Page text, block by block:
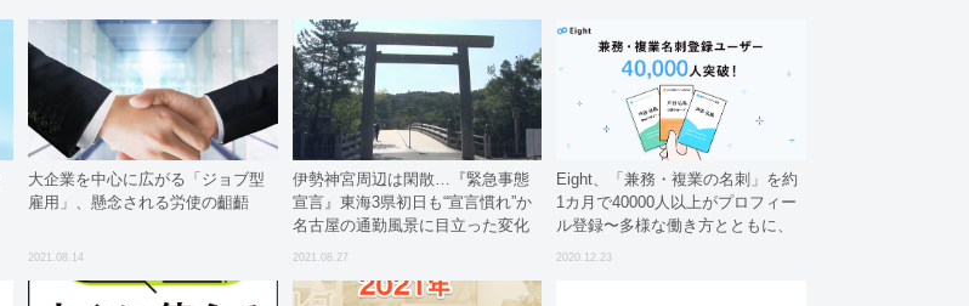
大企業を中心に広がる「ジョブ型
雇用」、懸念される労使の齟齬
2021.08.14
伊勢神宮周辺は閑散…『緊急事態
宣言』東海3県初日も“宣言慣れ”か
名古屋の通勤風景に目立った変化
2021.08.27
Eight、「兼務・複業の名刺」を約
1カ月で40000人以上がプロフィー
ル登録〜多様な働き方とともに、
2020.12.23